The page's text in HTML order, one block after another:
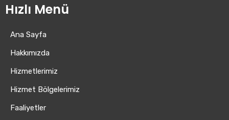
Hızlı Menü
Ana Sayfa
Hakkımızda
Hizmetlerimiz
Hizmet Bölgelerimiz
Faaliyetler